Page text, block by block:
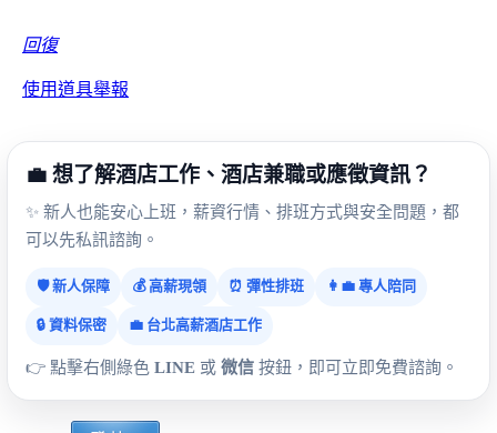
回復
使用道具舉報
💼 想了解酒店工作、酒店兼職或應徵資訊？
✨ 新人也能安心上班，薪資行情、排班方式與安全問題，都
可以先私訊諮詢。
🛡️ 新人保障 💰 高薪現領 ⏰ 彈性排班 👩‍💼 專人陪同
🔒 資料保密 💼 台北高薪酒店工作
👉 點擊右側綠色 LINE 或 微信 按鈕，即可立即免費諮詢。